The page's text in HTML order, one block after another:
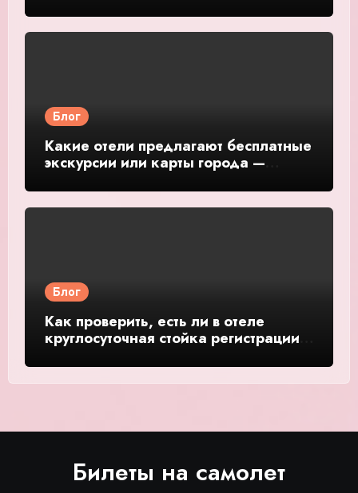
Блог
Какие отели предлагают бесплатные
экскурсии или карты города —
Блог
Как проверить, есть ли в отеле
круглосуточная стойка регистрации
Билеты на самолет